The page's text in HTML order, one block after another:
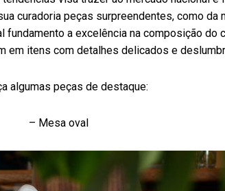
curadoria peças surpreendentes, como da
fundamento a excelência na composição do
em itens com detalhes delicados e
algumas peças de destaque:
– Mesa oval